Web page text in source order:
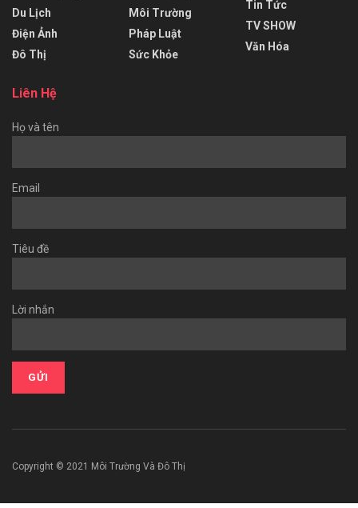
Du Lịch
Điện Ảnh
Đô Thị
Môi Trường
Pháp Luật
Sức Khỏe
Tin Tức
TV SHOW
Văn Hóa
Liên Hệ
Họ và tên
Email
Tiêu đề
Lời nhắn
Copyright © 2021 Môi Trường Và Đô Thị